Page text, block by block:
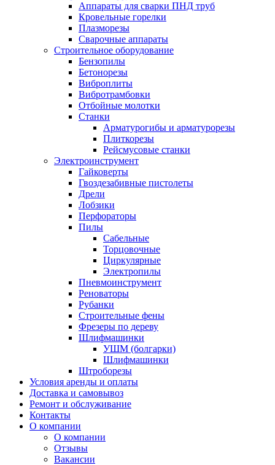
Аппараты для сварки ПНД труб
Кровельные горелки
Плазморезы
Сварочные аппараты
Строительное оборудование
Бензопилы
Бетонорезы
Виброплиты
Вибротрамбовки
Отбойные молотки
Станки
Арматурогибы и арматурорезы
Плиткорезы
Рейсмусовые станки
Электроинструмент
Гайковерты
Гвоздезабивные пистолеты
Дрели
Лобзики
Перфораторы
Пилы
Сабельные
Торцовочные
Циркулярные
Электропилы
Пневмоинструмент
Реноваторы
Рубанки
Строительные фены
Фрезеры по дереву
Шлифмашинки
УШМ (болгарки)
Шлифмашинки
Штроборезы
Условия аренды и оплаты
Доставка и самовывоз
Ремонт и обслуживание
Контакты
О компании
О компании
Отзывы
Вакансии